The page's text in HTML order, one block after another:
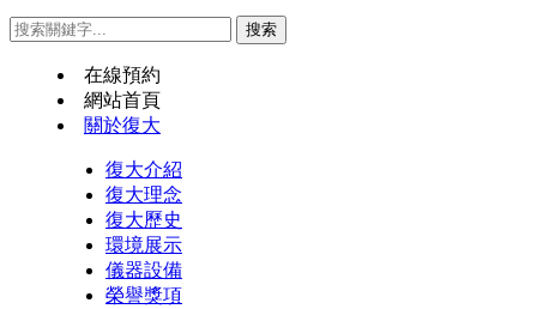
在線預約
網站首頁
關於復大
復大介紹
復大理念
復大歷史
環境展示
儀器設備
榮譽獎項